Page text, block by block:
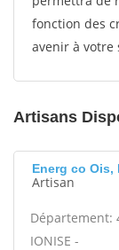
fonction des
avenir à votre
Artisans
Energ co Ois,
Artisan
Département:
IONISE -